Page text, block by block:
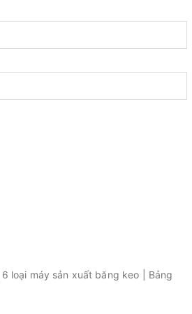
6 loại máy sản xuất băng keo | Bảng